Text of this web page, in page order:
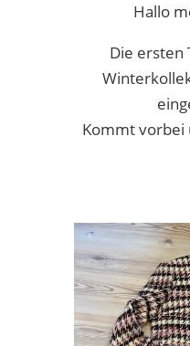
Hallo
Die ersten
Kommt vorbei